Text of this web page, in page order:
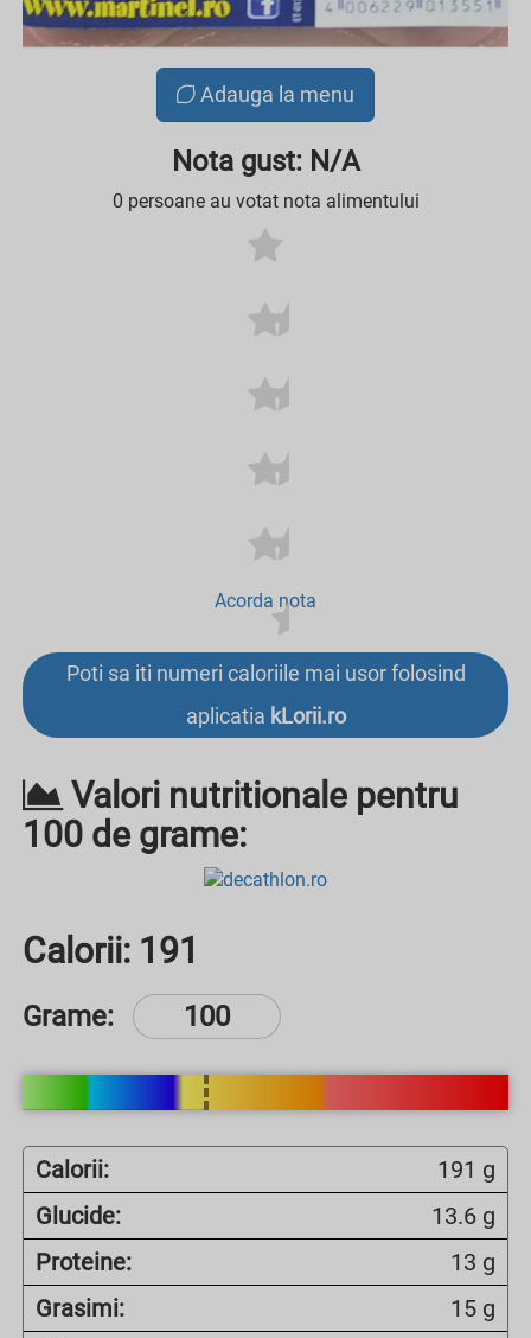
Adauga la menu
Nota gust: N/A
0 persoane au votat nota alimentului
Acorda nota
Poti sa iti numeri caloriile mai usor folosind
aplicatia kLorii.ro
Valori nutritionale pentru
100 de grame:
Calorii: 191
Grame:
Calorii:
191 g
Glucide:
13.6 g
Proteine:
13 g
Grasimi:
15 g